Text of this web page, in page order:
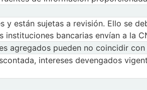
y están sujetas a revisión. Ello se
bancarias envían a la
agregados pueden no coincidir
intereses devengados